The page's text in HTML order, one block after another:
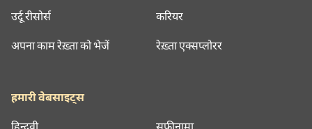
उर्दू रीसोर्स
अपना काम रेख़्ता को भेजें
करियर
रेख़्ता एक्सप्लोरर
हमारी वेबसाइट्स
हिन्दवी सूफ़ीनामा